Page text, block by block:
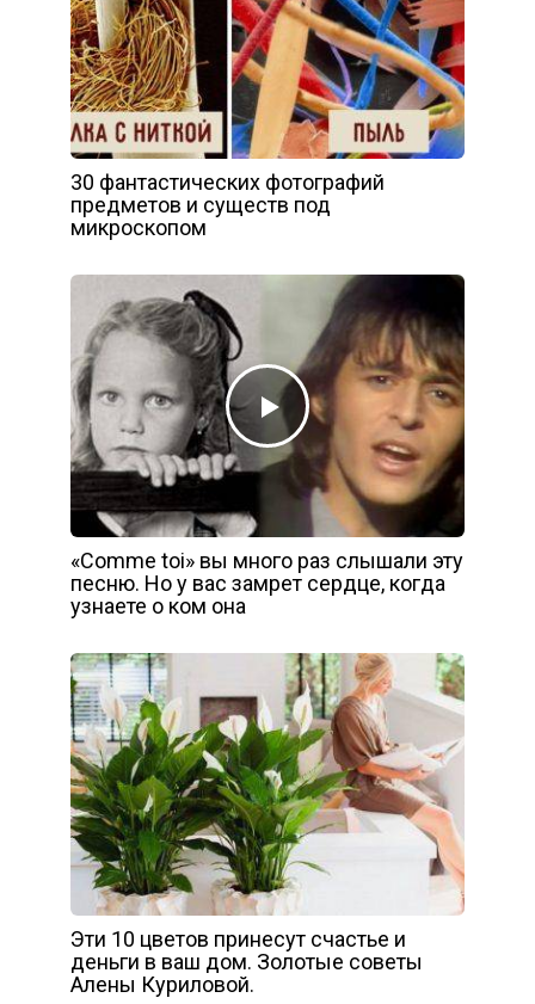
30 фантастических фотографий
предметов и существ под
микроскопом
«Comme toi» вы много раз слышали эту
песню. Но у вас замрет сердце, когда
узнаете о ком она
Эти 10 цветов принесут счастье и
деньги в ваш дом. Золотые советы
Алены Куриловой.